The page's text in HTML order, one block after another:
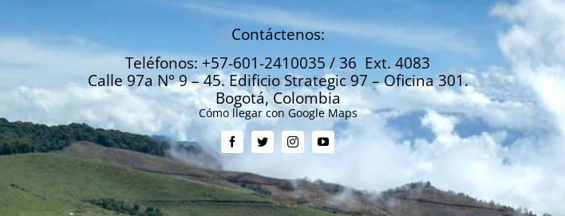
Contáctenos:
Teléfonos: +57-601-2410035 / 36 Ext. 4083
Calle 97a N° 9 – 45. Edificio Strategic 97 – Oficina 301.
Bogotá, Colombia
Cómo llegar con Google Maps